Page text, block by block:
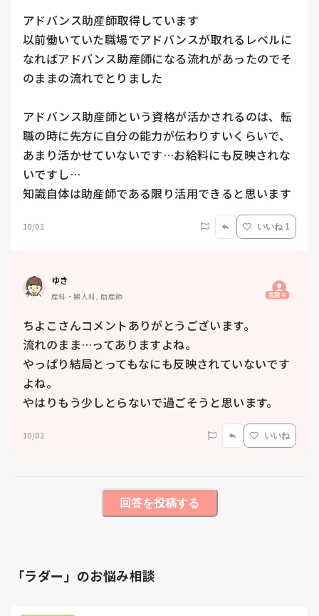
アドバンス助産師取得しています
以前働いていた職場でアドバンスが取れるレベルに
なればアドバンス助産師になる流れがあったのでそ
のままの流れでとりました
アドバンス助産師という資格が活かされるのは、転
職の時に先方に自分の能力が伝わりすいくらいで、
あまり活かせていないです…お給料にも反映されな
いですし…
知識自体は助産師である限り活用できると思います
10/02 いいね 1
ゆき
産科・婦人科, 助産師 質問主
ちよこさんコメントありがとうございます。
流れのまま…ってありますよね。
やっぱり結局とってもなにも反映されていないです
よね。
やはりもう少しとらないで過ごそうと思います。
10/02 いいね
回答を投稿する
「ラダー」のお悩み相談